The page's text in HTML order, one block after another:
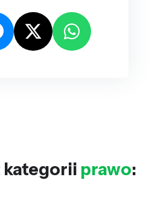
kategorii prawo: